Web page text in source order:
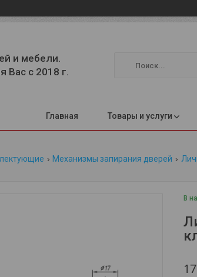
и мебели.
Вас с 2018 г.
Главная Товары и услуги
Механизмы запирания дверей
В
17